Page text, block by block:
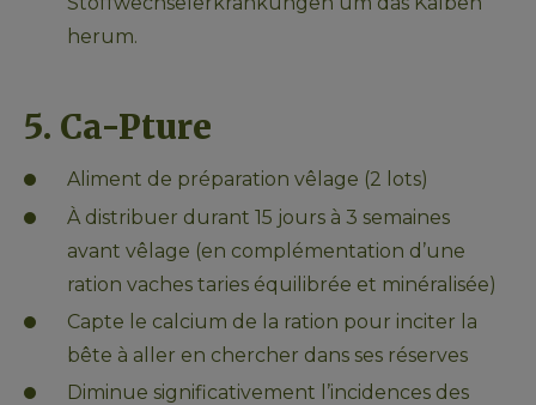
herum.
5. Ca-Pture
Aliment de préparation vêlage (2 lots)
À distribuer durant 15 jours à 3 semaines
avant vêlage (en complémentation d’une
ration vaches taries équilibrée et minéralisée)
Capte le calcium de la ration pour inciter la
bête à aller en chercher dans ses réserves
Diminue significativement l’incidences des